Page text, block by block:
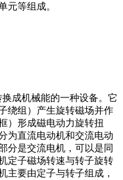
元等组成。
成机械能的一种设备。它
绕组）产生旋转磁场并作
）形成磁电动力旋转扭
为直流电动机和交流电动
分是交流电机，可以是同
定子磁场转速与转子旋转
主要由定子与转子组成，